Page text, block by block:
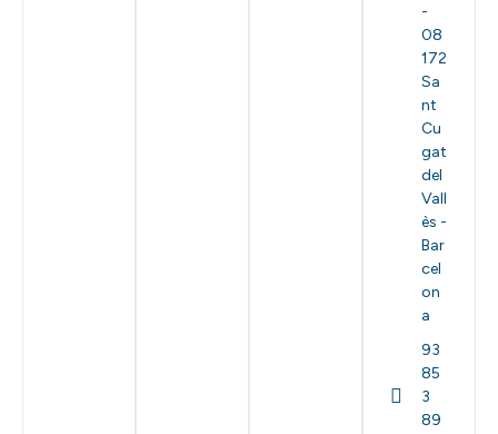
-
08
172
Sa
nt
Cu
gat
del
Vall
ès -
Bar
cel
on
a
93
85
3
89